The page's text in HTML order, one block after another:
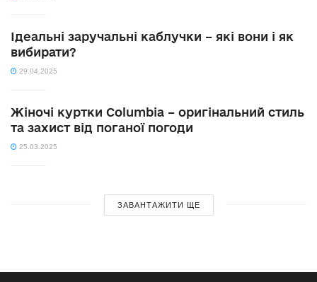
Ідеальні заручальні каблучки – які вони і як
вибирати?
29.04.2025
Жіночі куртки Columbia – оригінальний стиль
та захист від поганої погоди
25.03.2025
ЗАВАНТАЖИТИ ЩЕ